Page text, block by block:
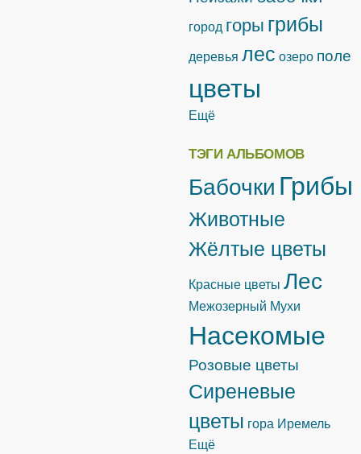
город горыгрибы
деревья лес озеро поле
цветы
Ещё
ТЭГИ АЛЬБОМОВ
БабочкиГрибы
Животные
Жёлтые цветы
Красные цветы Лес
Межозерный Мухи
Насекомые
Розовые цветы
Сиреневые
цветы гора Иремель
Ещё